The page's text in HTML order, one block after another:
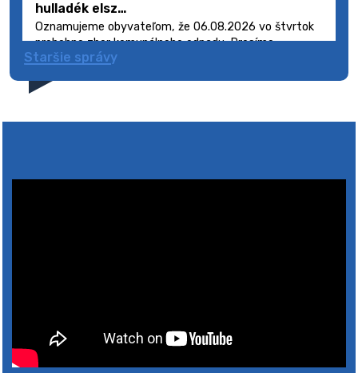
hulladék elsz…
Oznamujeme obyvateľom, že 06.08.2026 vo štvrtok
prebehne zber komunálneho odpadu. Prosíme
obyvateľov, aby smetné nádoby s odpadom vyložili
5. augusta 2026 08:41
Staršie správy